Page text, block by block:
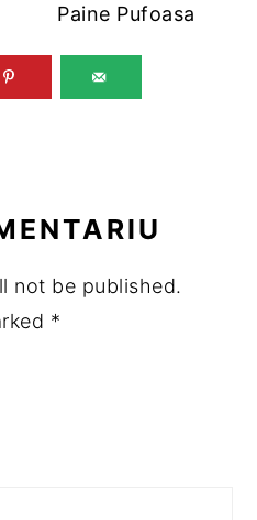
Paine Pufoasa
not be published.
*